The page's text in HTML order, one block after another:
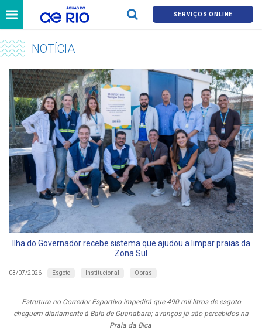
SERVIÇOS ONLINE
NOTÍCIA
Ilha do Governador recebe sistema que ajudou a limpar praias da
Zona Sul
03/07/2026 Esgoto Institucional Obras
Estrutura no Corredor Esportivo impedirá que 490 mil litros de esgoto
cheguem diariamente à Baía de Guanabara; avanços já são percebidos na
Praia da Bica